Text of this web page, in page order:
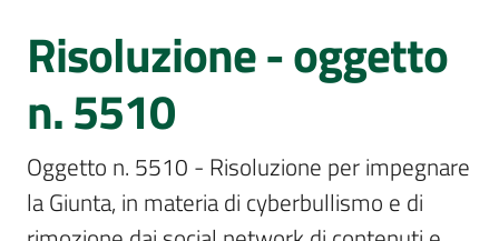
Per
i
media
Risoluzione - oggetto
n. 5510
Oggetto n. 5510 - Risoluzione per impegnare
la Giunta, in materia di cyberbullismo e di